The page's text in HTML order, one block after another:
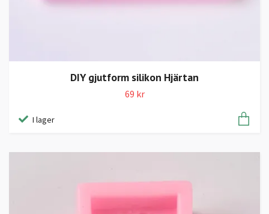
DIY gjutform silikon Hjärtan
69 kr
I lager